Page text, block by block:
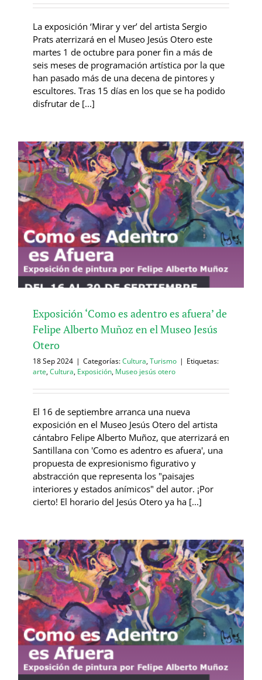
La exposición ‘Mirar y ver’ del artista Sergio
Prats aterrizará en el Museo Jesús Otero este
martes 1 de octubre para poner fin a más de
seis meses de programación artística por la que
han pasado más de una decena de pintores y
escultores. Tras 15 días en los que se ha podido
disfrutar de [...]
Exposición ‘Como es adentro es afuera’ de
Felipe Alberto Muñoz en el Museo Jesús
Otero
18 Sep 2024 | Categorías:Cultura,Turismo | Etiquetas:
arte,Cultura, Exposición, Museo jesús otero
El 16 de septiembre arranca una nueva
exposición en el Museo Jesús Otero del artista
cántabro Felipe Alberto Muñoz, que aterrizará en
Santillana con 'Como es adentro es afuera', una
propuesta de expresionismo figurativo y
abstracción que representa los "paisajes
interiores y estados anímicos" del autor. ¡Por
cierto! El horario del Jesús Otero ya ha [...]